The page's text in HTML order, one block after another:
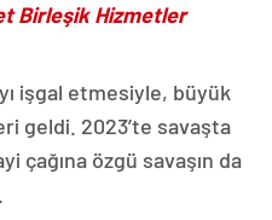
Birleşik Hizmetler
işgal etmesiyle, büyük
geldi. 2023’te savaşta
çağına özgü savaşın da